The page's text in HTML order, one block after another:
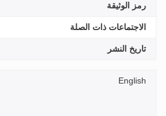
رمز الوثيقة
الاجتماعات ذات الصلة
تاريخ النشر
English